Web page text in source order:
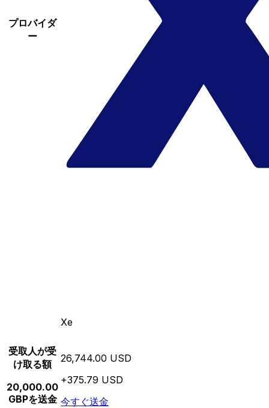
プロバイダ
ー
Xe
受取人が受
け取る額
20,000.00
GBPを送金
26,744.00 USD
+375.79 USD
今すぐ送金